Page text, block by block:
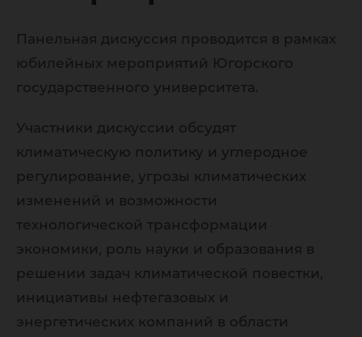
Панельная дискуссия проводится в рамках
юбилейных мероприятий Югорского
государственного университета.
Участники дискуссии обсудят
климатическую политику и углеродное
регулирование, угрозы климатических
изменений и возможности
технологической трансформации
экономики, роль науки и образования в
решении задач климатической повестки,
инициативы нефтегазовых и
энергетических компаний в области